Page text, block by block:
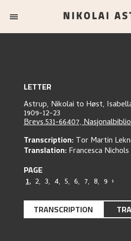
LETTER
Astrup, Nikolai to Høst,
1909-12-23
Brevs.531-66407,
Transcription:Tor Martin
Translation:Francesca Nichols
PAGE
1, 2, 3, 4, 5, 6, 7, 8, 9 ›
TRANSCRIPTION